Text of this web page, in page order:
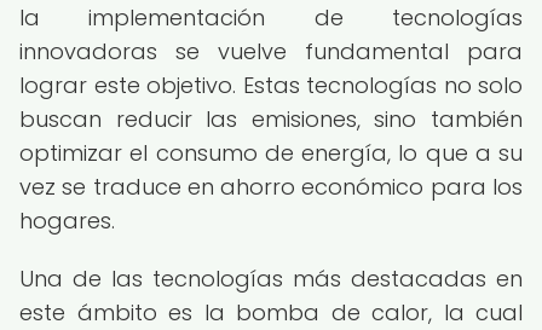
la implementación de tecnologías
innovadoras se vuelve fundamental para
lograr este objetivo. Estas tecnologías no solo
buscan reducir las emisiones, sino también
optimizar el consumo de energía, lo que a su
vez se traduce en ahorro económico para los
hogares.
Una de las tecnologías más destacadas en
este ámbito es la bomba de calor, la cual